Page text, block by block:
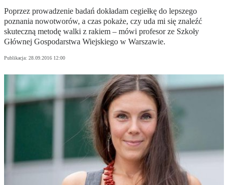
Poprzez prowadzenie badań dokładam cegiełkę do lepszego
poznania nowotworów, a czas pokaże, czy uda mi się znaleźć
skuteczną metodę walki z rakiem – mówi profesor ze Szkoły
Głównej Gospodarstwa Wiejskiego w Warszawie.
Publikacja: 28.09.2016 12:00